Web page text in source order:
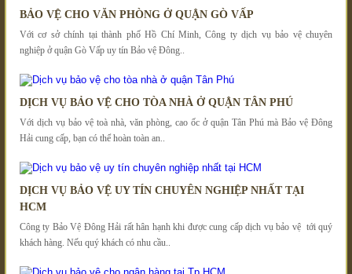
BẢO VỆ CHO VĂN PHÒNG Ở QUẬN GÒ VẤP
Với cơ sở chính tại thành phố Hồ Chí Minh, Công ty dịch vụ bảo vệ chuyên
nghiệp ở quận Gò Vấp uy tín Bảo vệ Đông..
DỊCH VỤ BẢO VỆ CHO TÒA NHÀ Ở QUẬN TÂN PHÚ
Với dịch vụ bảo vệ toà nhà, văn phòng, cao ốc ở quận Tân Phú mà Bảo vệ Đông
Hải cung cấp, bạn có thể hoàn toàn an..
DỊCH VỤ BẢO VỆ UY TÍN CHUYÊN NGHIỆP NHẤT TẠI
HCM
Công ty Bảo Vệ Đông Hải rất hân hạnh khi được cung cấp dịch vụ bảo vệ tới quý
khách hàng. Nếu quý khách có nhu cầu..